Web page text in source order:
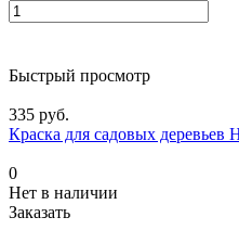
Быстрый просмотр
335 руб.
Краска для садовых деревьев
0
Нет в наличии
Заказать